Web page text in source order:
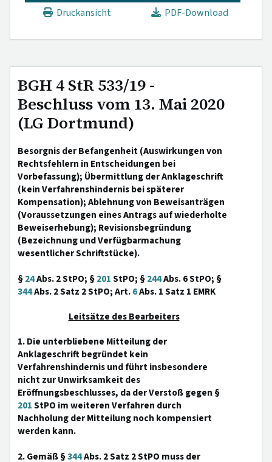
Druckansicht
PDF-Download
BGH 4 StR 533/19 -
Beschluss vom 13. Mai 2020
(LG Dortmund)
Besorgnis der Befangenheit (Auswirkungen von
Rechtsfehlern in Entscheidungen bei
Vorbefassung); Übermittlung der Anklageschrift
(kein Verfahrenshindernis bei späterer
Kompensation); Ablehnung von Beweisanträgen
(Voraussetzungen eines Antrags auf wiederholte
Beweiserhebung); Revisionsbegründung
(Bezeichnung und Verfügbarmachung
wesentlicher Schriftstücke).
§24Abs. 2 StPO; §201StPO; §244Abs. 6 StPO; §
344Abs. 2 Satz 2 StPO; Art.6Abs. 1 Satz 1 EMRK
Leitsätze des Bearbeiters
1. Die unterbliebene Mitteilung der
Anklageschrift begründet kein
Verfahrenshindernis und führt insbesondere
nicht zur Unwirksamkeit des
Eröffnungsbeschlusses, da der Verstoß gegen §
201StPO im weiteren Verfahren durch
Nachholung der Mitteilung noch kompensiert
werden kann.
2. Gemäß §344Abs. 2 Satz 2 StPO muss der